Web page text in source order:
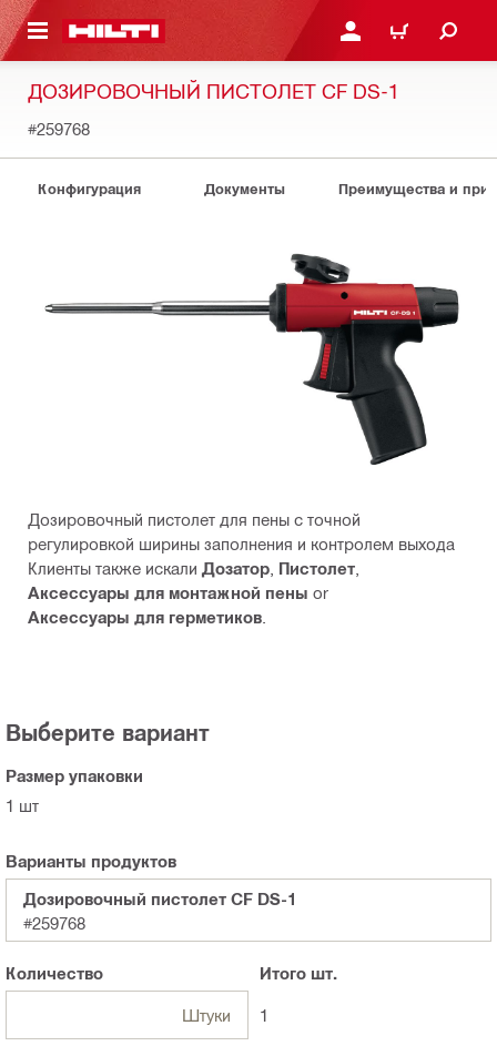
КОНТЕНТУ ВОЙДИТЕ В СВОЮ
КОРЗИНА
ДОЗИРОВОЧНЫЙ ПИСТОЛЕТ CF DS-1
#259768
Конфигурация Документы Преимущества и
Дозировочный пистолет для пены с точной
регулировкой ширины заполнения и контролем выхода
Клиенты также искали Дозатор Пистолет
Аксессуары для монтажной пены or
Аксессуары для герметиков
Выберите вариант
Размер упаковки
1 шт
Варианты продуктов
Дозировочный пистолет CF DS-1
#259768
Количество
Штуки
Итого шт.
1